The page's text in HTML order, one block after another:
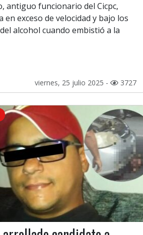
antiguo funcionario del Cicpc,
en exceso de velocidad y bajo los
alcohol cuando embistió a la
viernes, 25 julio 2025 - 3727